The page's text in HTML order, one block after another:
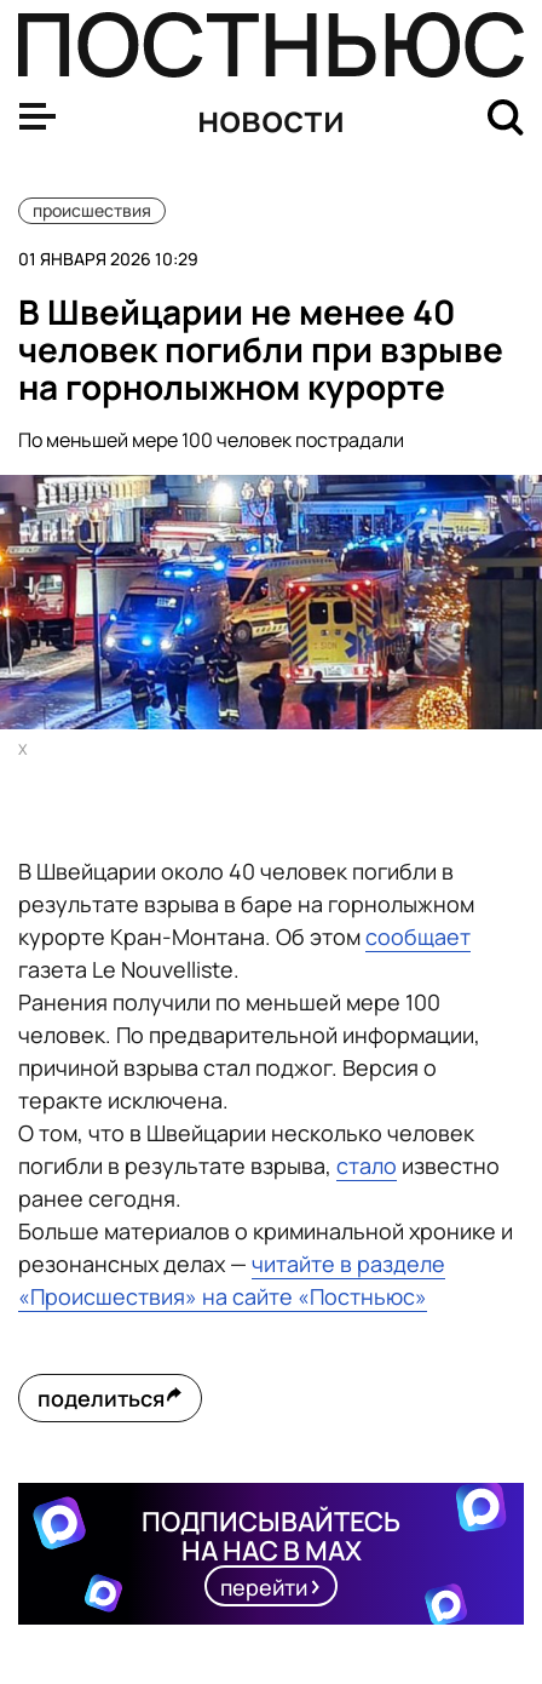
новости
происшествия
01 ЯНВАРЯ 2026 10:29
В Швейцарии не менее 40
человек погибли при взрыве
на горнолыжном курорте
По меньшей мере 100 человек пострадали
X
В Швейцарии около 40 человек погибли в
результате взрыва в баре на горнолыжном
курорте Кран-Монтана. Об этомсообщает
газета Le Nouvelliste.
Ранения получили по меньшей мере 100
человек. По предварительной информации,
причиной взрыва стал поджог. Версия о
теракте исключена.
О том, что в Швейцарии несколько человек
погибли в результате взрыва, стало известно
ранее сегодня.
Больше материалов о криминальной хронике и
резонансных делах — читайте в разделе
«Происшествия» на сайте «Постньюс»
поделиться
ПОДПИСЫВАЙТЕСЬ
НА НАС В MAX
перейти
В больницах Херсонской области и Крыма остаются